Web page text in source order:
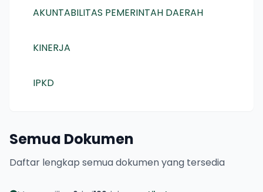
AKUNTABILITAS PEMERINTAH DAERAH
KINERJA
IPKD
Semua Dokumen
Daftar lengkap semua dokumen yang tersedia